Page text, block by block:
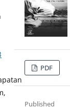
PDF
Published